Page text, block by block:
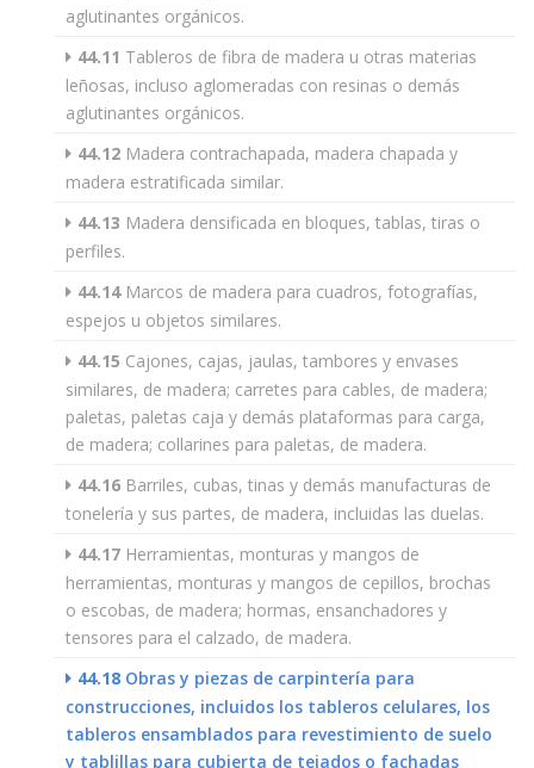
aglutinantes orgánicos.
44.11 Tableros de fibra de madera u otras materias
leñosas, incluso aglomeradas con resinas o demás
aglutinantes orgánicos.
44.12 Madera contrachapada, madera chapada y
madera estratificada similar.
44.13 Madera densificada en bloques, tablas, tiras o
perfiles.
44.14Marcos de madera para cuadros, fotografías,
espejos u objetos similares.
44.15 Cajones, cajas, jaulas, tambores y envases
similares, de madera; carretes para cables, de madera;
paletas, paletas caja y demás plataformas para carga,
de madera; collarines para paletas, de madera.
44.16 Barriles, cubas, tinas y demás manufacturas de
tonelería y sus partes, de madera, incluidas las duelas.
44.17 Herramientas, monturas y mangos de
herramientas, monturas y mangos de cepillos, brochas
o escobas, de madera; hormas, ensanchadores y
tensores para el calzado, de madera.
44.18 Obras y piezas de carpintería para
construcciones, incluidos los tableros celulares, los
tableros ensamblados para revestimiento de suelo
y tablillas para cubierta de tejados o fachadas